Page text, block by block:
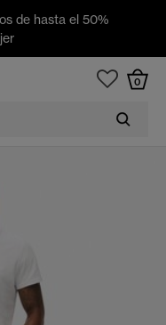
de hasta el 50%
0